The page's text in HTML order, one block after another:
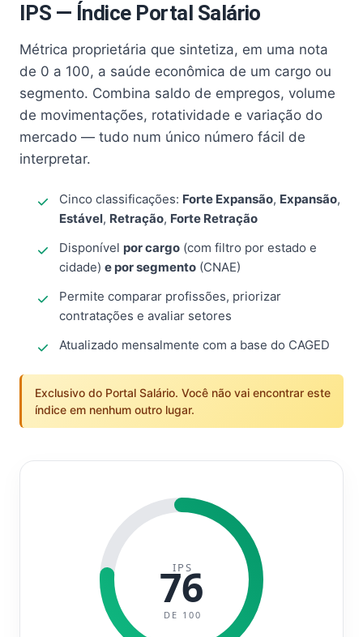
IPS — Índice Portal Salário
Métrica proprietária que sintetiza, em uma nota
de 0 a 100, a saúde econômica de um cargo ou
segmento. Combina saldo de empregos, volume
de movimentações, rotatividade e variação do
mercado — tudo num único número fácil de
interpretar.
Cinco classificações: Forte Expansão, Expansão,
Estável, Retração, Forte Retração
Disponível por cargo (com filtro por estado e
cidade) e por segmento (CNAE)
Permite comparar profissões, priorizar
contratações e avaliar setores
Atualizado mensalmente com a base do CAGED
Exclusivo do Portal Salário. Você não vai encontrar este
índice em nenhum outro lugar.
IPS
76
DE 100